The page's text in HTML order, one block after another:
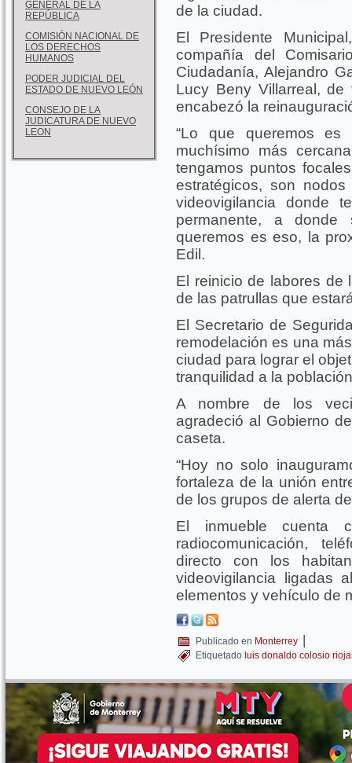
GENERAL DE LA
REPÚBLICA
COMISIÓN NACIONAL DE
LOS DERECHOS
HUMANOS
PODER JUDICIAL DEL
ESTADO DE NUEVO LEÓN
CONSEJO DE LA
JUDICATURA DE NUEVO
LEON
de la ciudad.
El Presidente
compañía del
Ciudadanía, Alejandro
Lucy Beny Villarreal,
encabezó la
“Lo que queremos
muchísimo más
tengamos puntos
estratégicos, son
videovigilancia donde
permanente, a
queremos es eso, la
Edil.
El reinicio de labores
de las patrullas que
El Secretario de
remodelación es una
ciudad para lograr el
tranquilidad a la
A nombre de los
agradeció al Gobierno
caseta.
“Hoy no solo
fortaleza de la unión
de los grupos de alerta
El inmueble cuenta
radiocomunicación,
directo con los
videovigilancia ligadas
elementos y vehículo de
Publicado en Monterrey |
Etiquetado luis donaldo colosio